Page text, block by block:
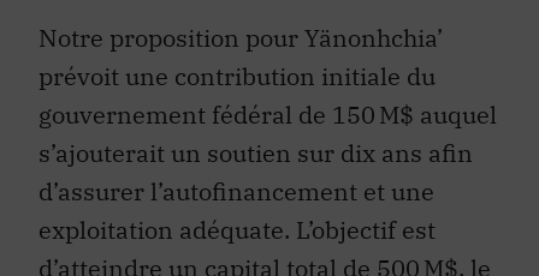
Notre proposition pour Yänonhchia’
prévoit une contribution initiale du
gouvernement fédéral de 150 M$ auquel
s’ajouterait un soutien sur dix ans afin
d’assurer l’autofinancement et une
exploitation adéquate. L’objectif est
d’atteindre un capital total de 500 M$, le